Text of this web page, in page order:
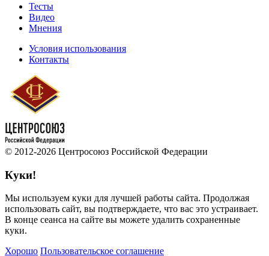
Тесты
Видео
Мнения
Условия использования
Контакты
© 2012-2026 Центросоюз Российской Федерации
Куки!
Мы используем куки для лучшей работы сайта. Продолжая
использовать сайт, вы подтверждаете, что вас это устраивает.
В конце сеанса на сайте вы можете удалить сохраненные
куки.
Хорошо Пользовательское соглашение